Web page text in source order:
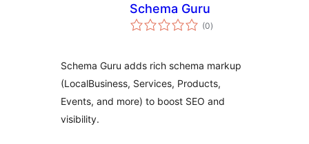
Schema Guru
(0totale
bedømmelser
)
Schema Guru adds rich schema markup
(LocalBusiness, Services, Products,
Events, and more) to boost SEO and
visibility.